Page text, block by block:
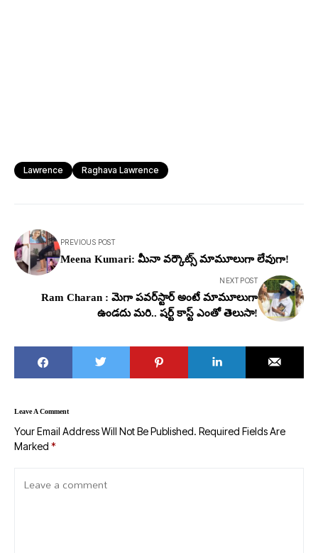
Lawrence Raghava Lawrence
PREVIOUS POST
Meena Kumari: మీనా వర్కౌట్స్ మామూలుగా లేవుగా!
NEXT POST
Ram Charan : మెగా పవర్‌స్టార్ అంటే మామూలుగా
ఉండదు మరి.. షర్ట్ కాస్ట్ ఎంతో తెలుసా!
Leave A Comment
Your Email Address Will Not Be Published. Required Fields Are
Marked *